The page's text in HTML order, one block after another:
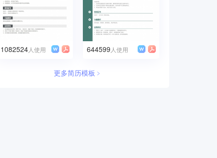
1082524人使用 644599人使用
更多简历模板﹥